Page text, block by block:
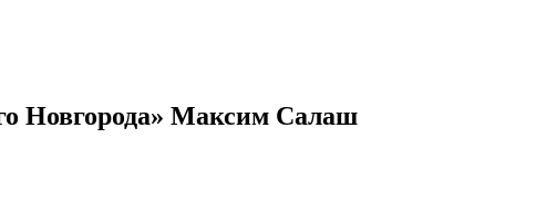
Новгорода» Максим Салаш